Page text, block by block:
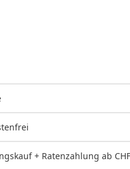
+ Ratenzahlung ab